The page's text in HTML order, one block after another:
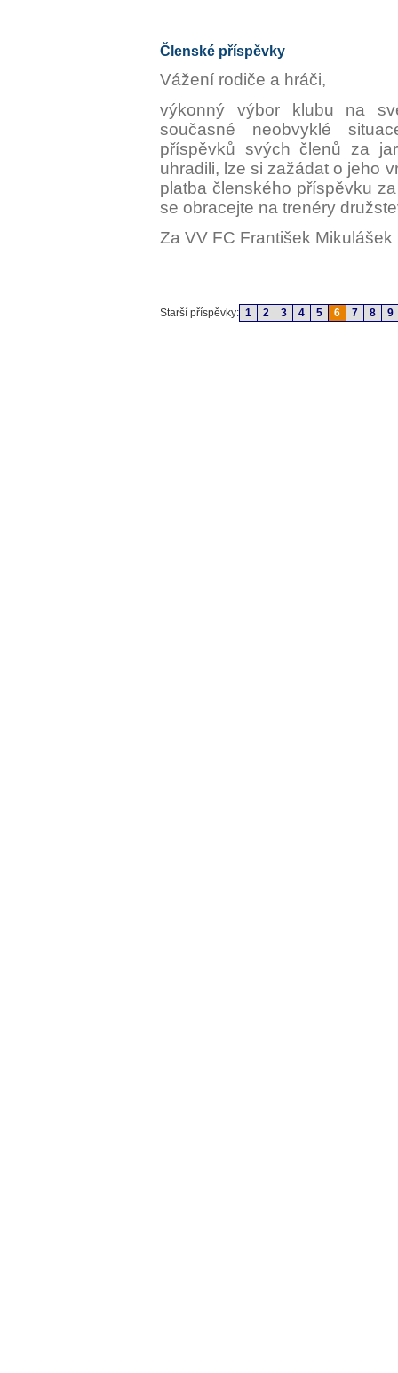
Členské příspěvky
Vážení rodiče a hráči,
výkonný výbor klubu na
současné neobvyklé
příspěvků svých členů za
uhradili, lze si zažádat o jeho
platba členského příspěvku
se obracejte na trenéry
Za VV FC František Mikulášek
Starší příspěvky: 1 2 3 4 5 6 7 8 9